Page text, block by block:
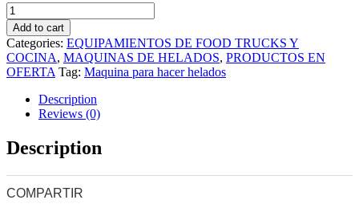
MAQUINA
DE
HELADO
(DOBLE)
EN
ROLLO
HELADO
FRITO
(FIC-
6210)
77009018
Add to cart
Categories: EQUIPAMIENTOS DE FOOD TRUCKS Y
COCINA, MAQUINAS DE HELADOS, PRODUCTOS EN
OFERTA Tag: Maquina para hacer helados
Description
Reviews (0)
Description
COMPARTIR